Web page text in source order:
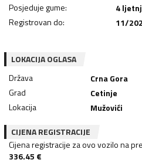
Posjeduje gume:
4
Registrovan do: 11/
LOKACIJA OGLASA
Država
Crna Gora
Grad
Cetinje
Lokacija
Mužovići
CIJENA REGISTRACIJE
Cijena registracije za ovo vozilo na
336.45 €